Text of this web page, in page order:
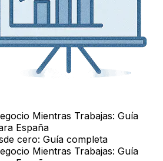
Mientras Trabajas: Guía
España
cero: Guía completa
Mientras Trabajas: Guía